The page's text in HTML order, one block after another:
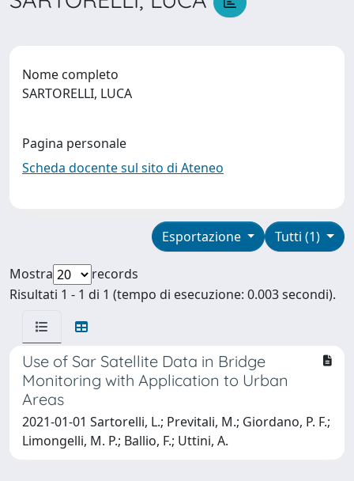
Nome completo
SARTORELLI, LUCA
Pagina personale
Scheda docente sul sito di Ateneo
Tutti (1)
Esportazione
Mostra
records
Risultati 1 - 1 di 1 (tempo di esecuzione: 0.003 secondi).
Use of Sar Satellite Data in Bridge
Monitoring with Application to Urban
Areas
2021-01-01 Sartorelli, L.; Previtali, M.; Giordano, P. F.;
Limongelli, M. P.; Ballio, F.; Uttini, A.